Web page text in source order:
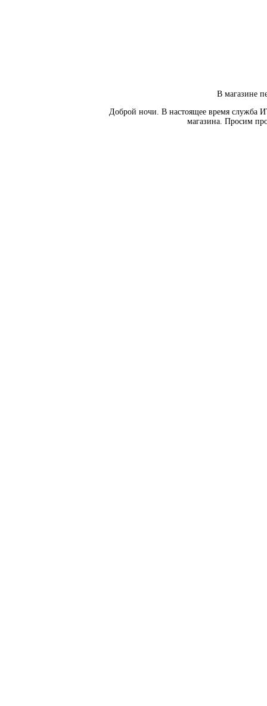
В магазине
Доброй ночи. В настоящее время служба
магазина. Просим